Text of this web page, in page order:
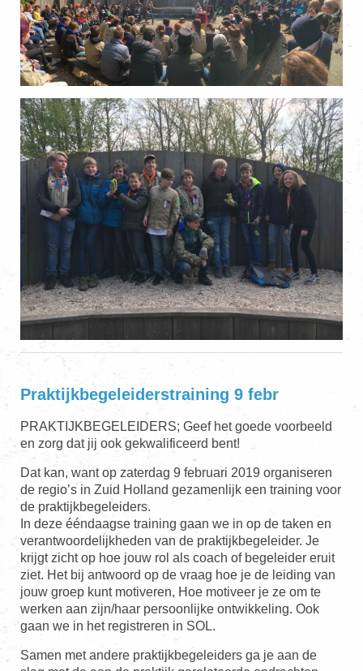
Praktijkbegeleiderstraining 9 febr
PRAKTIJKBEGELEIDERS; Geef het goede voorbeeld
en zorg dat jij ook gekwalificeerd bent!
Dat kan, want op zaterdag 9 februari 2019 organiseren
de regio’s in Zuid Holland gezamenlijk een training voor
de praktijkbegeleiders.
In deze ééndaagse training gaan we in op de taken en
verantwoordelijkheden van de praktijkbegeleider. Je
krijgt zicht op hoe jouw rol als coach of begeleider eruit
ziet. Het bij antwoord op de vraag hoe je de leiding van
jouw groep kunt motiveren, Hoe motiveer je ze om te
werken aan zijn/haar persoonlijke ontwikkeling. Ook
gaan we in het registreren in SOL.
Samen met andere praktijkbegeleiders ga je aan de